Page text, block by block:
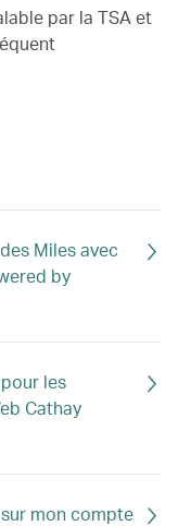
par la TSA et
Miles avec
by
les
Cathay
mon compte